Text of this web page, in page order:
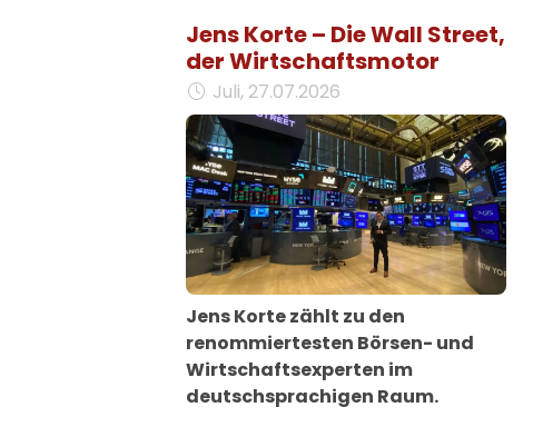
Jens Korte – Die Wall Street,
der Wirtschaftsmotor
Juli, 27.07.2026
Jens Korte zählt zu den
renommiertesten Börsen- und
Wirtschaftsexperten im
deutschsprachigen Raum.